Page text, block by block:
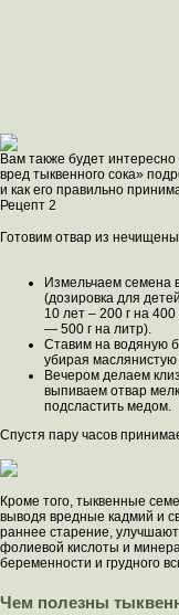
Вам также будет
вред тыквенного сока»
и как его правильно
Рецепт 2
Готовим отвар из
Измельчаем семена
(дозировка для
10 лет – 200 г на
— 500 г на литр).
Ставим на водяную
убирая маслянистую
Вечером делаем
выпиваем отвар
подсластить медом.
Спустя пару часов
Кроме того, тыквенные
выводя вредные кадмий и
раннее старение,
фолиевой кислоты и
беременности и грудного
Чем полезны